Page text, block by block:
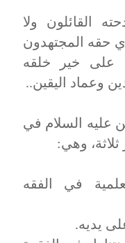
القائلون ولا
حقه المجتهدون
على خير خلقه
وعماد اليقين..
عليه السلام في
ثلاثة، وهي:
في الفقه
يديه.